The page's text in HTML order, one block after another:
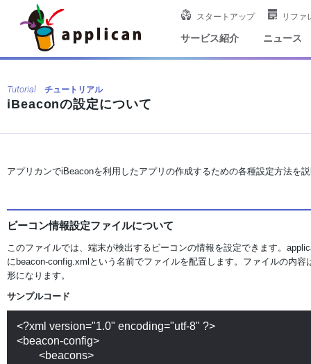
applican
スタートアップ リファ
サービス紹介 ニュース
Tutorial チュートリアル
iBeaconの設定について
アプリカンでiBeaconを利用したアプリの作成するための各種設定方法を
ビーコン情報設定ファイルについて
このファイルでは、端末が検出するビーコンの情報を設定できます。
にbeacon-config.xmlという名前でファイルを配置します。ファイルの内
形になります。
サンプルコード
<?xml version="1.0" encoding="utf-8" ?>
<beacon-config>